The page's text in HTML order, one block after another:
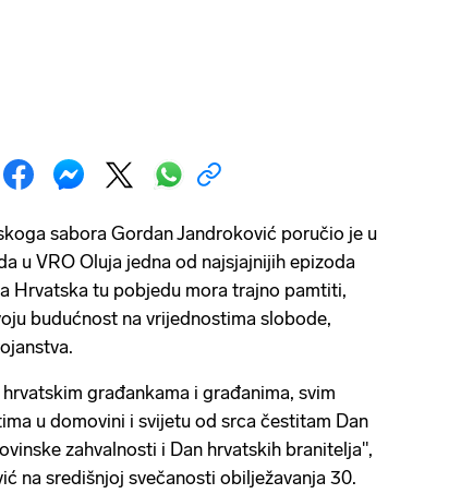
sabora Gordan Jandroković poručio je u
u VRO Oluja jedna od najsjajnijih epizoda
Hrvatska tu pobjedu mora trajno pamtiti,
budućnost na vrijednostima slobode,
građankama i građanima, svim
u domovini i svijetu od srca čestitam Dan
zahvalnosti i Dan hrvatskih branitelja",
na središnjoj svečanosti obilježavanja 30.